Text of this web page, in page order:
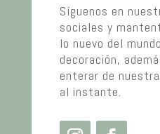
Síguenos en
sociales y
lo nuevo del
decoración,
enterar de
al instante.